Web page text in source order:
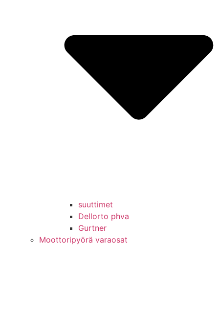
suuttimet
Dellorto phva
Gurtner
Moottoripyörä varaosat